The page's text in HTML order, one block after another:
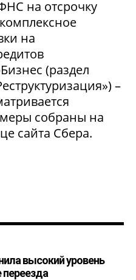
на отсрочку
на
(раздел
–
собраны на
сайта Сбера.
высокий уровень